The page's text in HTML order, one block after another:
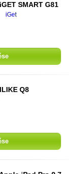
iGET SMART G81
iGet
ILIKE Q8